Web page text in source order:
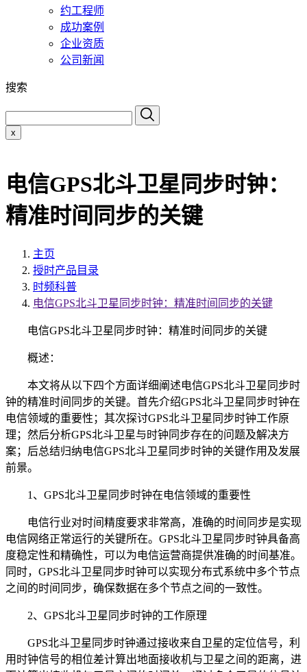
约工程师
成功案例
企业资质
公司新闻
搜索
x
电信GPS北斗卫星同步时钟：
精准时间同步的关键
主页
授时产品目录
时频科普
电信GPS北斗卫星同步时钟：精准时间同步的关键
电信GPS北斗卫星同步时钟：精准时间同步的关键
概述：
本文将从以下四个方面详细阐述电信GPS北斗卫星同步时
钟的精准时间同步的关键。首先介绍GPS北斗卫星同步时钟在
电信领域的重要性；其次探讨GPS北斗卫星同步时钟工作原
理；然后分析GPS北斗卫星与时钟同步存在的问题及解决方
案；后总结归纳电信GPS北斗卫星同步时钟的关键作用及发展
前景。
1、GPS北斗卫星同步时钟在电信领域的重要性
电信行业对时间精度要求非常高，准确的时间同步是实现
电信网络正常运行的关键所在。GPS北斗卫星同步时钟具备高
度稳定性和精确性，可以为电信运营商提供准确的时间基准。
同时，GPS北斗卫星同步时钟可以实现分布式系统中多个节点
之间的时间同步，确保数据在多个节点之间的一致性。
2、GPS北斗卫星同步时钟的工作原理
GPS北斗卫星同步时钟通过接收来自卫星的定位信号，利
用时钟信号的相位差计算出地面接收机与卫星之间的距离，进